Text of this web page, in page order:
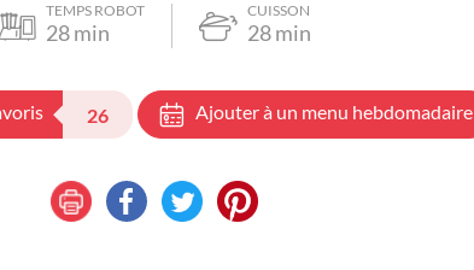
TEMPS ROBOT
28min
CUISSON
28min
26 Ajouter à un menu hebdomadaire